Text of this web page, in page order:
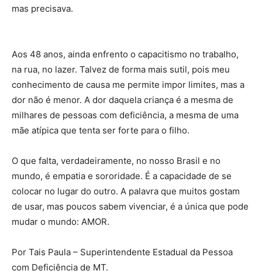
mas precisava.
Aos 48 anos, ainda enfrento o capacitismo no trabalho,
na rua, no lazer. Talvez de forma mais sutil, pois meu
conhecimento de causa me permite impor limites, mas a
dor não é menor. A dor daquela criança é a mesma de
milhares de pessoas com deficiência, a mesma de uma
mãe atípica que tenta ser forte para o filho.
O que falta, verdadeiramente, no nosso Brasil e no
mundo, é empatia e sororidade. É a capacidade de se
colocar no lugar do outro. A palavra que muitos gostam
de usar, mas poucos sabem vivenciar, é a única que pode
mudar o mundo: AMOR.
Por Tais Paula – Superintendente Estadual da Pessoa
com Deficiência de MT.